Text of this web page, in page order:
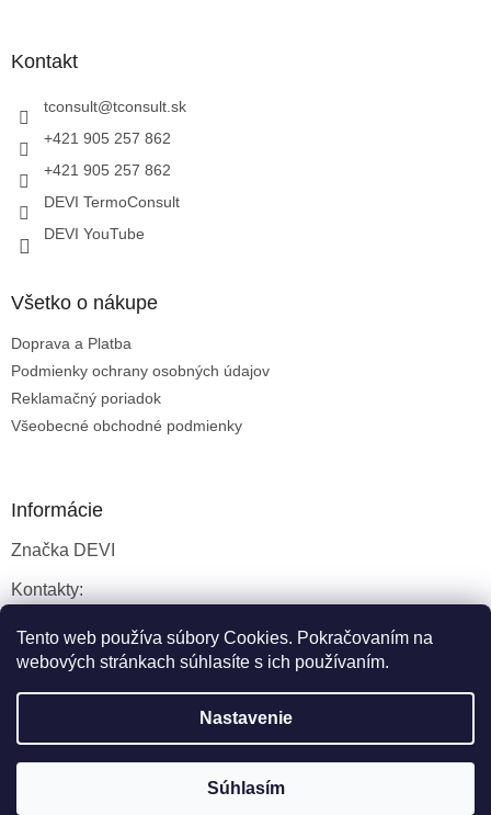
Tento web používa súbory Cookies. Pokračovaním na
webových stránkach súhlasíte s ich používaním.
Nastavenie
Súhlasím
Kontakt
tconsult@tconsult.sk
+421 905 257 862
+421 905 257 862
DEVI TermoConsult
DEVI YouTube
Všetko o nákupe
Doprava a Platba
Podmienky ochrany osobných údajov
Reklamačný poriadok
Všeobecné obchodné podmienky
Informácie
Značka DEVI
Kontakty:
Servisné služby
Vytvoril Shoptet
DEVIkúrenie.sk. Všetky práva vyhradené.